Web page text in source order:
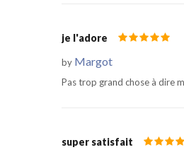
je l'adore
by Margot
Pas trop grand chose à dire
super satisfait